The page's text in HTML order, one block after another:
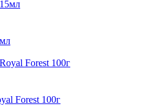
Forest 100г